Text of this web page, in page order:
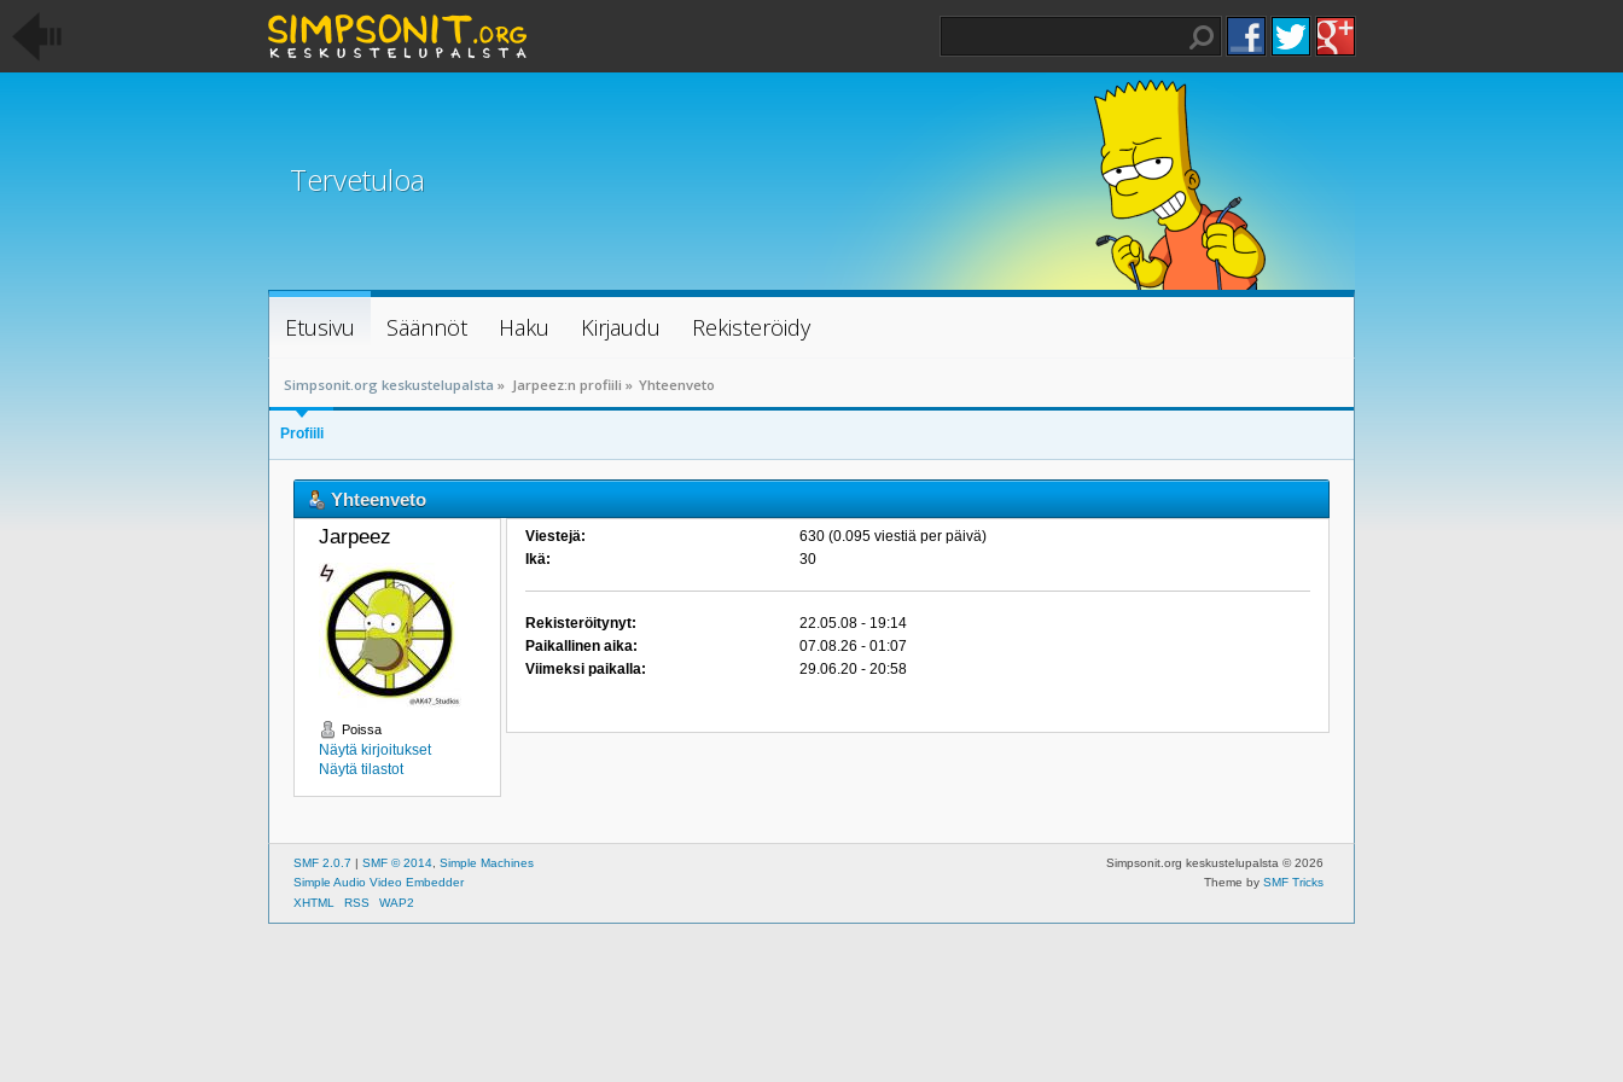
Tervetuloa
Etusivu Säännöt Haku Kirjaudu Rekisteröidy
Simpsonit.org keskustelupalsta » Jarpeez:n profiili » Yhteenveto
Profiili
Yhteenveto
Jarpeez
Poissa
Näytä kirjoitukset
Näytä tilastot
Viestejä:
630 (0.095 viestiä per päivä)
Ikä:
30
Rekisteröitynyt:
22.05.08 - 19:14
Paikallinen aika:
07.08.26 - 01:07
Viimeksi paikalla:
29.06.20 - 20:58
Simpsonit.org keskustelupalsta © 2026
Theme by SMF Tricks
SMF 2.0.7 | SMF © 2014 Simple Machines
Simple Audio Video Embedder
XHTML
RSS WAP2